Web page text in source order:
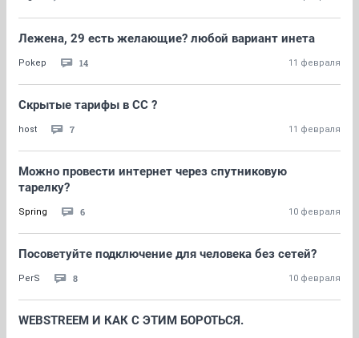
Лежена, 29 есть желающие? любой вариант инета
Pоkep 14 11 февраля
Скрытые тарифы в СС ?
host 7 11 февраля
Можно провести интернет через спутниковую
тарелку?
Spring 6 10 февраля
Посоветуйте подключение для человека без сетей?
PerS 8 10 февраля
WEBSTREEM И КАК С ЭТИМ БОРОТЬСЯ.